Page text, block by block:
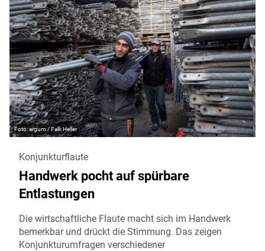
argum / Falk Heller
Konjunkturflaute
Handwerk pocht auf spürbare
Entlastungen
Die wirtschaftliche Flaute macht sich im Handwerk
bemerkbar und drückt die Stimmung. Das zeigen
Konjunkturumfragen verschiedener